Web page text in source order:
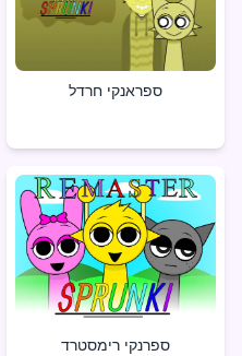
ספראנקי חרדל
ספרנקי רימסטרד